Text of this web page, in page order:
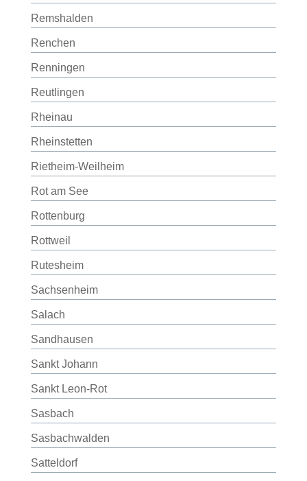
Remshalden
Renchen
Renningen
Reutlingen
Rheinau
Rheinstetten
Rietheim-Weilheim
Rot am See
Rottenburg
Rottweil
Rutesheim
Sachsenheim
Salach
Sandhausen
Sankt Johann
Sankt Leon-Rot
Sasbach
Sasbachwalden
Satteldorf